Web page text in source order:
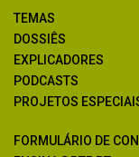
TEMAS
DOSSIÊS
EXPLICADORES
PODCASTS
PROJETOS
FORMULÁRIO DE